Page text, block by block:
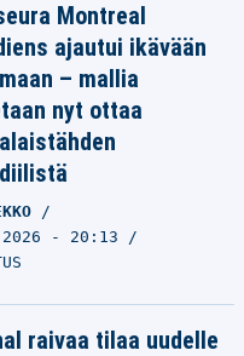
Montreal
ajautui ikävään
– mallia
nyt ottaa
- 20:13
raivaa tilaa uudelle